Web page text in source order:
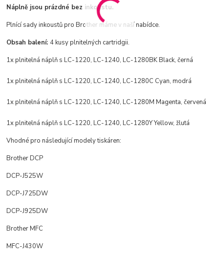
Náplně jsou prázdné bez inkoustu.
Plnící sady inkoustů pro Brother máme v naší nabídce.
Obsah balení: 4 kusy plnitelných cartridgii.
1x plnitelná náplň s LC-1220, LC-1240, LC-1280BK Black, černá
1xplnitelná náplň s LC-1220, LC-1240, LC-1280C Cyan, modrá
1xplnitelná náplň s LC-1220, LC-1240, LC-1280M Magenta, červená
1xplnitelná náplň s LC-1220, LC-1240, LC-1280Y Yellow, žlutá
Vhodné pro následující modely tiskáren:
Brother DCP
DCP-J525W
DCP-J725DW
DCP-J925DW
Brother MFC
MFC-J430W